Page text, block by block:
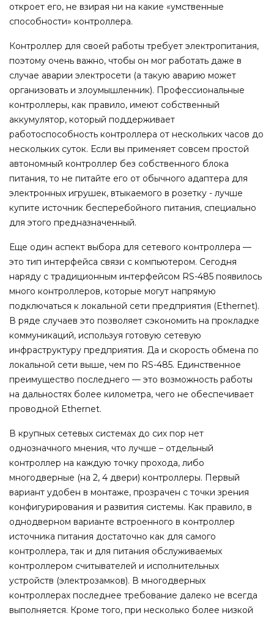
откроет его, не взирая ни на какие «умственные
способности» контроллера.
Контроллер для своей работы требует электропитания,
поэтому очень важно, чтобы он мог работать даже в
случае аварии электросети (а такую аварию может
организовать и злоумышленник). Профессиональные
контроллеры, как правило, имеют собственный
аккумулятор, который поддерживает
работоспособность контроллера от нескольких часов до
нескольких суток. Если вы применяет совсем простой
автономный контроллер без собственного блока
питания, то не питайте его от обычного адаптера для
электронных игрушек, втыкаемого в розетку - лучше
купите источник бесперебойного питания, специально
для этого предназначенный.
Еще один аспект выбора для сетевого контроллера —
это тип интерфейса связи с компьютером. Сегодня
наряду с традиционным интерфейсом RS-485 появилось
много контроллеров, которые могут напрямую
подключаться к локальной сети предприятия (Ethernet).
В ряде случаев это позволяет сэкономить на прокладке
коммуникаций, используя готовую сетевую
инфраструктуру предприятия. Да и скорость обмена по
локальной сети выше, чем по RS-485. Единственное
преимущество последнего — это возможность работы
на дальностях более километра, чего не обеспечивает
проводной Ethernet.
В крупных сетевых системах до сих пор нет
однозначного мнения, что лучше – отдельный
контроллер на каждую точку прохода, либо
многодверные (на 2, 4 двери) контроллеры. Первый
вариант удобен в монтаже, прозрачен с точки зрения
конфигурирования и развития системы. Как правило, в
однодверном варианте встроенного в контроллер
источника питания достаточно как для самого
контроллера, так и для питания обслуживаемых
контроллером считывателей и исполнительных
устройств (электрозамков). В многодверных
контроллерах последнее требование далеко не всегда
выполняется. Кроме того, при несколько более низкой